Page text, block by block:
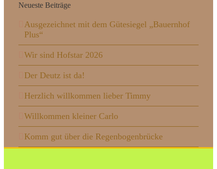
Neueste Beiträge
Ausgezeichnet mit dem Gütesiegel „Bauernhof
Plus“
Wir sind Hofstar 2026
Der Deutz ist da!
Herzlich willkommen lieber Timmy
Willkommen kleiner Carlo
Komm gut über die Regenbogenbrücke